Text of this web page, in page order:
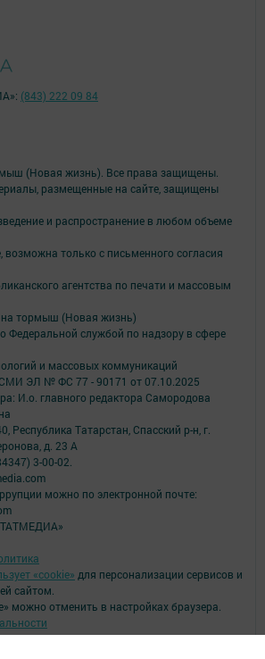
(Новая жизнь). Все права защищены.
размещенные на сайте, защищены
и распространение в любом объеме
возможна только с письменного согласия
агентства по печати и массовым
тормыш (Новая жизнь)
Федеральной службой по надзору в сфере
и массовых коммуникаций
СМИ ЭЛ № ФС 77 - 90171 от 07.10.2025
И.о. главного редактора Самородова
Республика Татарстан, Спасский р-н, г.
д. 23 А
3-00-02.
можно по электронной почте:
«cookie» для персонализации сервисов и
сайтом.
можно отменить в настройках браузера.
(843) 222 09 84